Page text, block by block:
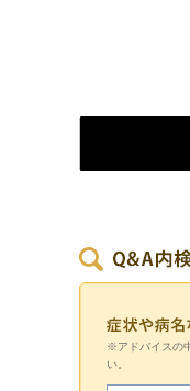
※アドバイスの
い。